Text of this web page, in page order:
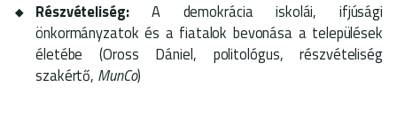
Részvételiség:
A demokrácia iskolái, ifjúsági
önkormányzatok és a fiatalok bevonása a települések
életébe (Oross Dániel, politológus, részvételiség
szakértő, MunCo)